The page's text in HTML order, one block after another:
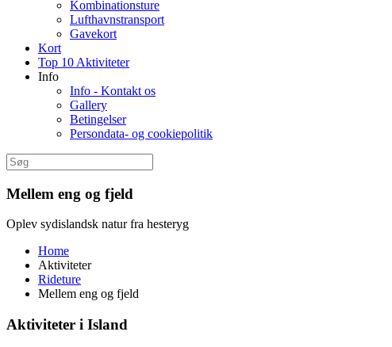
Kombinationsture
Lufthavnstransport
Gavekort
Kort
Top 10 Aktiviteter
Info
Info - Kontakt os
Gallery
Betingelser
Persondata- og cookiepolitik
Mellem eng og fjeld
Oplev sydislandsk natur fra hesteryg
Home
Aktiviteter
Rideture
Mellem eng og fjeld
Aktiviteter i Island